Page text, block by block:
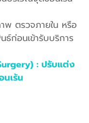
พ ตรวจภายใน หรือ
ก่อนเข้ารับบริการ
: ปรับแต่ง
นเร้น